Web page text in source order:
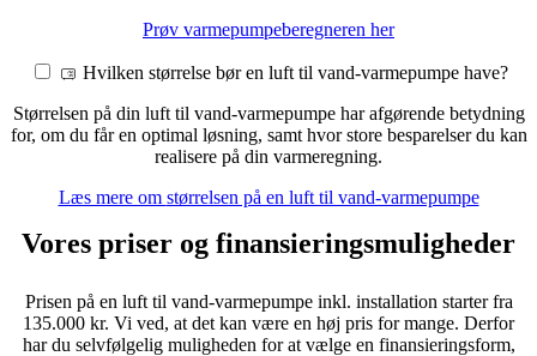
Prøv varmepumpeberegneren her
Hvilken størrelse bør en luft til vand-varmepumpe have?
Størrelsen på din luft til vand-varmepumpe har afgørende betydning
for, om du får en optimal løsning, samt hvor store besparelser du kan
realisere på din varmeregning.
Læs mere om størrelsen på en luft til vand-varmepumpe
Vores priser og finansieringsmuligheder
Prisen på en luft til vand-varmepumpe inkl. installation starter fra
135.000 kr. Vi ved, at det kan være en høj pris for mange. Derfor
har du selvfølgelig muligheden for at vælge en finansieringsform,